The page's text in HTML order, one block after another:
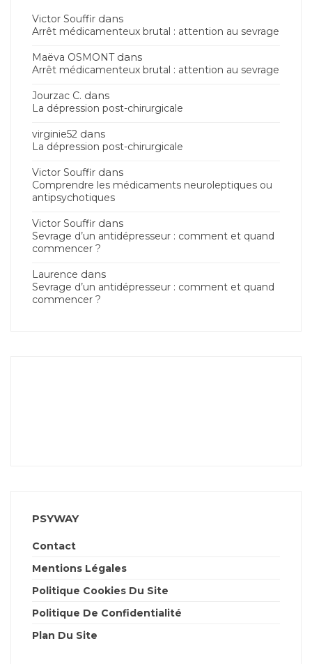
Victor Souffir dans
Arrêt médicamenteux brutal : attention au sevrage
Maëva OSMONTdans
Arrêt médicamenteux brutal : attention au sevrage
Jourzac C. dans
La dépression post-chirurgicale
virginie52 dans
La dépression post-chirurgicale
Victor Souffir dans
Comprendre les médicaments neuroleptiques ou
antipsychotiques
Victor Souffir dans
Sevrage d’un antidépresseur : comment et quand
commencer ?
Laurence dans
Sevrage d’un antidépresseur : comment et quand
commencer ?
PSYWAY
Contact
Mentions Légales
Politique Cookies Du Site
Politique De Confidentialité
Plan Du Site